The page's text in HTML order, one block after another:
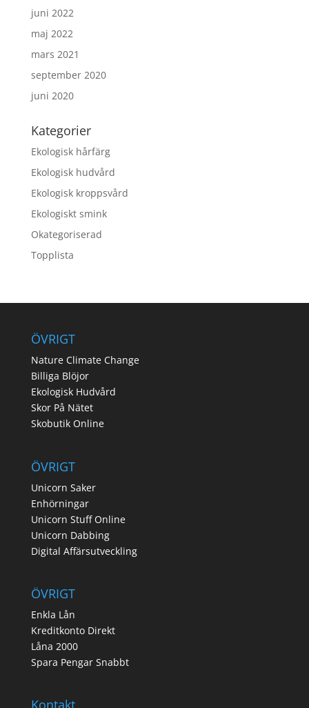
juni 2022
maj 2022
mars 2021
september 2020
juni 2020
Kategorier
Ekologisk hårfärg
Ekologisk hudvård
Ekologisk kroppsvård
Ekologiskt smink
Okategoriserad
Topplista
ÖVRIGT
Nature Climate Change
Billiga Blöjor
Ekologisk Hudvård
Skor På Nätet
Skobutik Online
ÖVRIGT
Unicorn Saker
Enhörningar
Unicorn Stuff Online
Unicorn Dabbing
Digital Affärsutveckling
ÖVRIGT
Enkla Lån
Kreditkonto Direkt
Låna 2000
Spara Pengar Snabbt
Kontakt